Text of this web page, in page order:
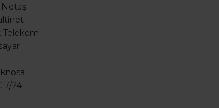
Telekom
7/24